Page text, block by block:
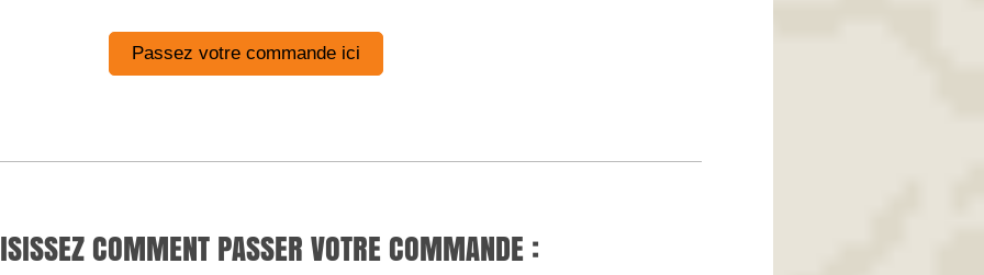
Passez votre commande ici
COMMENT PASSER VOTRE COMMANDE :